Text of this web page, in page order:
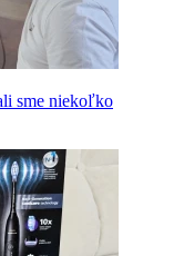
sme niekoľko